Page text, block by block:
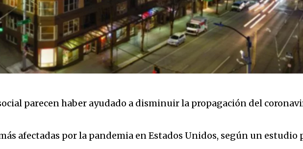
parecen haber ayudado a disminuir la propagación del
afectadas por la pandemia en Estados Unidos, según un